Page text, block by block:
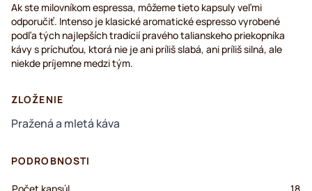
Ak ste milovníkom espressa, môžeme tieto kapsuly veľmi
odporučiť. Intenso je klasické aromatické espresso vyrobené
podľa tých najlepších tradícií pravého talianskeho priekopníka
kávy s príchuťou, ktorá nie je ani príliš slabá, ani príliš silná, ale
niekde príjemne medzi tým.
ZLOŽENIE
Pražená a mletá káva
PODROBNOSTI